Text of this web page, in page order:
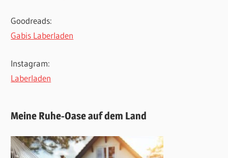
Goodreads:
Gabis Laberladen
Instagram:
Laberladen
Meine Ruhe-Oase auf dem Land